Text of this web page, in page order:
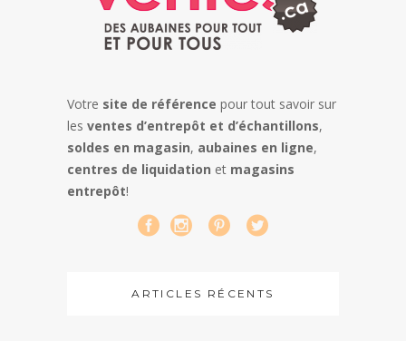
Votre site de référence pour tout savoir sur
les ventes d’entrepôt et d’échantillons,
soldes en magasin, aubaines en ligne,
centres de liquidation et magasins
entrepôt!
ARTICLES RÉCENTS